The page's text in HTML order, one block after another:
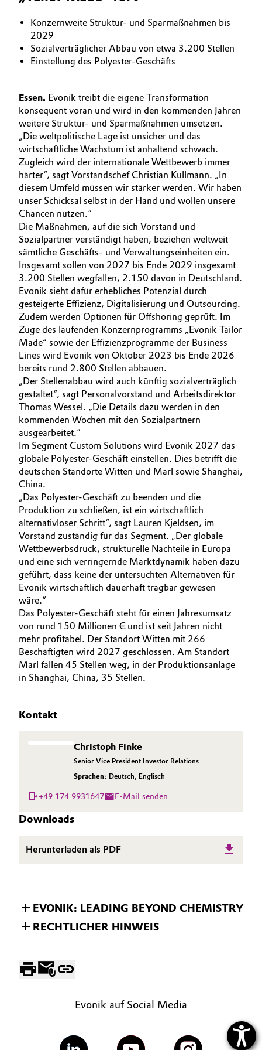
Automotive & Transportation
Battery
Catalysts
Chemical Industry
Circular Economy
Coatings, Paints & Printing
Composites
Consumer Goods & Lifestyle
Electronics & Telecommunications
Energy, Environment & Utilities
Food & Beverage
Green Hydrogen
Home Care & Cleaning
Industrial Manufacturing & Machinery
Lubricants & Lubricant Additives
Medical Devices
Metals & Mining
Oil & Gas, Petrochemicals
Personal Care & Beauty
Pharma & Biopharma
Plastics & Rubber
Pulp, Paper & Packaging
Geschichte
Struktur & Organisation
Aufsichtsrat
Struktur
Business Lines
Weltweite Standorte
ESHQ
Einkauf
Governance & Compliance
Allgemeine Verkaufs- und Lieferbedingungen
(AVB)
Business Lines
Karriere
Investor Relations
Medien
Konzernweite Struktur- und Sparmaßnahmen bis
2029
Sozialverträglicher Abbau von etwa 3.200 Stellen
Einstellung des Polyester-Geschäfts
Essen. Evonik treibt die eigene Transformation
konsequent voran und wird in den kommenden Jahren
weitere Struktur- und Sparmaßnahmen umsetzen.
„Die weltpolitische Lage ist unsicher und das
wirtschaftliche Wachstum ist anhaltend schwach.
Zugleich wird der internationale Wettbewerb immer
härter“, sagt Vorstandschef Christian Kullmann. „In
diesem Umfeld müssen wir stärker werden. Wir haben
unser Schicksal selbst in der Hand und wollen unsere
Chancen nutzen.“
Die Maßnahmen, auf die sich Vorstand und
Sozialpartner verständigt haben, beziehen weltweit
sämtliche Geschäfts- und Verwaltungseinheiten ein.
Insgesamt sollen von 2027 bis Ende 2029 insgesamt
3.200 Stellen wegfallen, 2.150 davon in Deutschland.
Evonik sieht dafür erhebliches Potenzial durch
gesteigerte Effizienz, Digitalisierung und Outsourcing.
Zudem werden Optionen für Offshoring geprüft. Im
Zuge des laufenden Konzernprogramms „Evonik Tailor
Made“ sowie der Effizienzprogramme der Business
Lines wird Evonik von Oktober 2023 bis Ende 2026
bereits rund 2.800 Stellen abbauen.
„Der Stellenabbau wird auch künftig sozialverträglich
gestaltet“, sagt Personalvorstand und Arbeitsdirektor
Thomas Wessel. „Die Details dazu werden in den
kommenden Wochen mit den Sozialpartnern
ausgearbeitet.“
Im Segment Custom Solutions wird Evonik 2027 das
globale Polyester-Geschäft einstellen. Dies betrifft die
deutschen Standorte Witten und Marl sowie Shanghai,
China.
„Das Polyester-Geschäft zu beenden und die
Produktion zu schließen, ist ein wirtschaftlich
alternativloser Schritt“, sagt Lauren Kjeldsen, im
Vorstand zuständig für das Segment. „Der globale
Wettbewerbsdruck, strukturelle Nachteile in Europa
und eine sich verringernde Marktdynamik haben dazu
geführt, dass keine der untersuchten Alternativen für
Evonik wirtschaftlich dauerhaft tragbar gewesen
wäre.“
Das Polyester-Geschäft steht für einen Jahresumsatz
von rund 150 Millionen € und ist seit Jahren nicht
mehr profitabel. Der Standort Witten mit 266
Beschäftigten wird 2027 geschlossen. Am Standort
Marl fallen 45 Stellen weg, in der Produktionsanlage
in Shanghai, China, 35 Stellen.
Kontakt
Christoph Finke
Senior Vice President Investor Relations
Sprachen: Deutsch, Englisch
+49 174 9931647 E-Mail senden
Downloads
Herunterladen als PDF
EVONIK: LEADING BEYOND CHEMISTRY
RECHTLICHER HINWEIS
Evonik auf Social Media